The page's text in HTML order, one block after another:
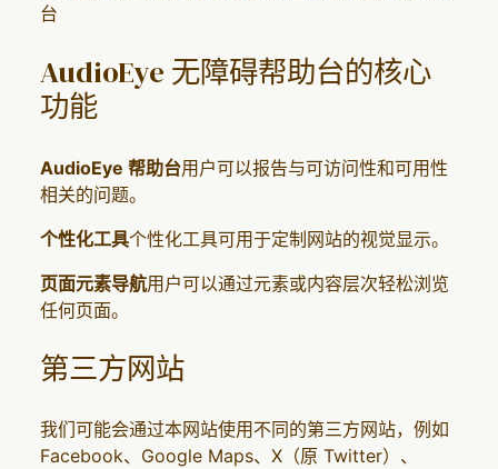
台
AudioEye 无障碍帮助台的核心
功能
AudioEye 帮助台用户可以报告与可访问性和可用性
相关的问题。
个性化工具个性化工具可用于定制网站的视觉显示。
页面元素导航用户可以通过元素或内容层次轻松浏览
任何页面。
第三方网站
我们可能会通过本网站使用不同的第三方网站，例如
Facebook、Google Maps、X（原 Twitter）、